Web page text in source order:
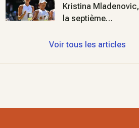
Kristina Mladenovic,
la septième
Voir tous les articles